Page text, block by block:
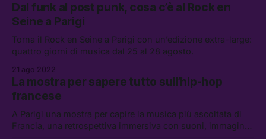
Dal funk al post punk, cosa c’è al Rock en
Seine a Parigi
Torna il Rock en Seine a Parigi con un’edizione extra-large:
quattro giorni di musica dal 25 al 28 agosto.
21 ago 2022
La mostra per sapere tutto sull’hip-hop
francese
A Parigi una mostra per capire la musica più ascoltata di
Francia, una retrospettiva immersiva con suoni, immagini,